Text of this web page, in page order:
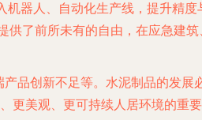
器人、自动化生产线，提升精度
了前所未有的自由，在应急建筑
品创新不足等。水泥制品的发展
更美观、更可持续人居环境的重要